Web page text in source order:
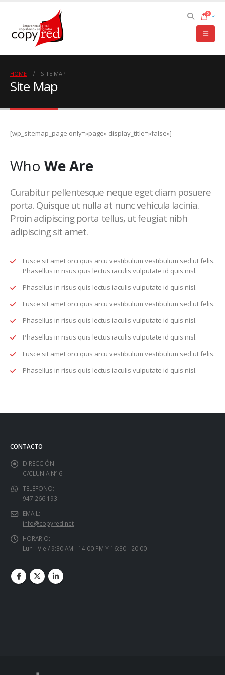
0
HOME SITE MAP
Site Map
[wp_sitemap_page only=»page» display_title=»false»]
Who We Are
Curabitur pellentesque neque eget diam posuere
porta. Quisque ut nulla at nunc vehicula lacinia.
Proin adipiscing porta tellus, ut feugiat nibh
adipiscing sit amet.
Fusce sit amet orci quis arcu vestibulum vestibulum sed ut felis.
Phasellus in risus quis lectus iaculis vulputate id quis nisl.
Phasellus in risus quis lectus iaculis vulputate id quis nisl.
Fusce sit amet orci quis arcu vestibulum vestibulum sed ut felis.
Phasellus in risus quis lectus iaculis vulputate id quis nisl.
Phasellus in risus quis lectus iaculis vulputate id quis nisl.
Fusce sit amet orci quis arcu vestibulum vestibulum sed ut felis.
Phasellus in risus quis lectus iaculis vulputate id quis nisl.
CONTACTO
DIRECCIÓN:
C/CLUNIA Nº 6
TELÉFONO:
947 266 193
EMAIL:
info@copyred.net
HORARIO:
Lun - Vie / 9:30 AM - 14:00 PM Y 16:30 - 20:00